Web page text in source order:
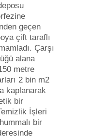
geçen
çift taraflı
Çarşı
alana
metre
2 bin m2
kaplanarak
bir
İşleri
bir